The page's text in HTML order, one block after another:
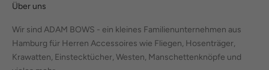
Über uns
Wir sind ADAM BOWS - ein kleines Familienunternehmen aus
Hamburg für Herren Accessoires wie Fliegen, Hosenträger,
Krawatten, Einstecktücher, Westen, Manschettenknöpfe und